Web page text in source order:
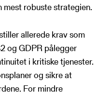
robuste strategien.
allerede krav som
og GDPR pålegger
i kritiske tjenester.
og sikre at
For mindre